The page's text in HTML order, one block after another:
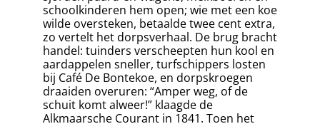
schoolkinderen hem open; wie met een koe
wilde oversteken, betaalde twee cent extra,
zo vertelt het dorpsverhaal. De brug bracht
handel: tuinders verscheepten hun kool en
aardappelen sneller, turfschippers losten
bij Café De Bontekoe, en dorpskroegen
draaiden overuren: “Amper weg, of de
schuit komt alweer!” klaagde de
Alkmaarsche Courant in 1841. Toen het